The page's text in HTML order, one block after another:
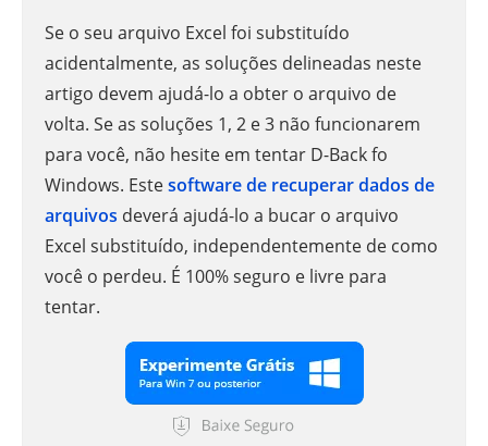
Se o seu arquivo Excel foi substituído
acidentalmente, as soluções delineadas neste
artigo devem ajudá-lo a obter o arquivo de
volta. Se as soluções 1, 2 e 3 não funcionarem
para você, não hesite em tentar D-Back fo
Windows. Estesoftware de recuperar dados de
arquivos deverá ajudá-lo a bucar o arquivo
Excel substituído, independentemente de como
você o perdeu. É 100% seguro e livre para
tentar.